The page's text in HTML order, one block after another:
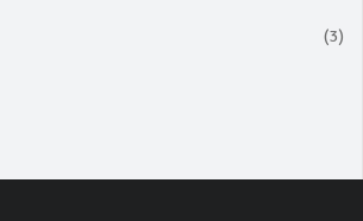
(3)